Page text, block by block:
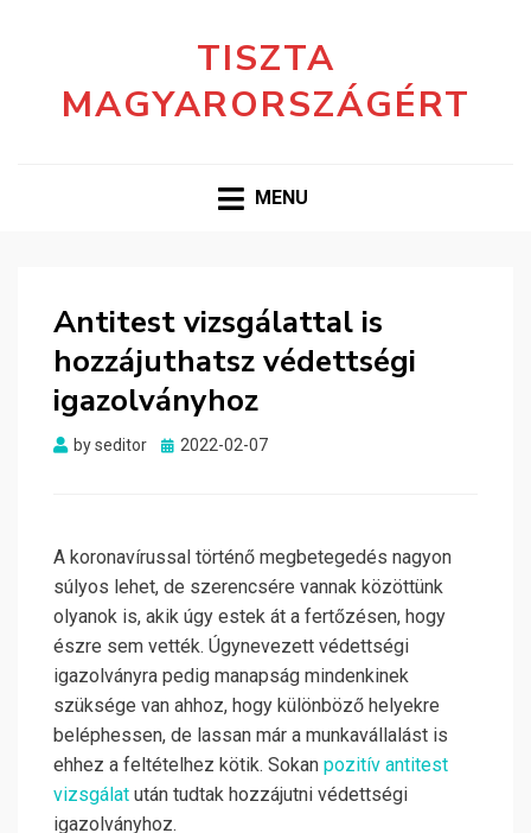
TISZTA
MAGYARORSZÁGÉRT
MENU
Antitest vizsgálattal is
hozzájuthatsz védettségi
igazolványhoz
byseditor
Posted
2022-02-07
A koronavírussal történő megbetegedés nagyon
súlyos lehet, de szerencsére vannak közöttünk
olyanok is, akik úgy estek át a fertőzésen, hogy
észre sem vették. Úgynevezett védettségi
igazolványra pedig manapság mindenkinek
szüksége van ahhoz, hogy különböző helyekre
beléphessen, de lassan már a munkavállalást is
ehhez a feltételhez kötik. Sokan pozitív antitest
vizsgálat után tudtak hozzájutni védettségi
igazolványhoz.